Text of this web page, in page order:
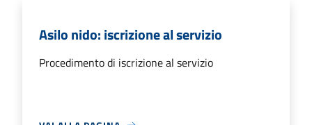
Asilo nido: iscrizione al servizio
Procedimento di iscrizione al servizio